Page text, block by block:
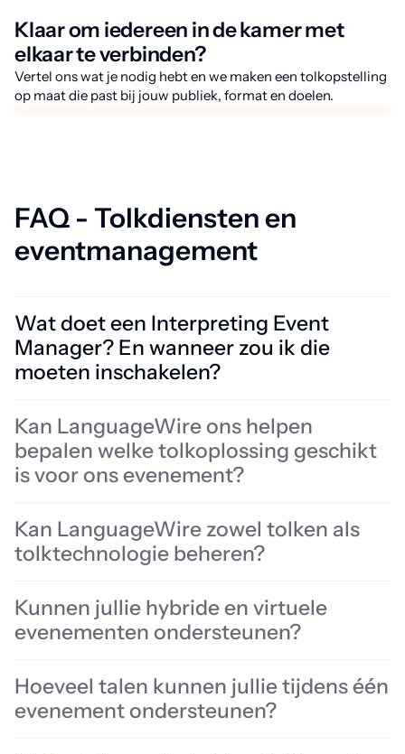
Klaar om iedereen in de kamer met
elkaar te verbinden?
Vertel ons wat je nodig hebt en we maken een tolkopstelling
op maat die past bij jouw publiek, format en doelen.
FAQ - Tolkdiensten en
eventmanagement
Wat doet een Interpreting Event
Manager? En wanneer zou ik die
moeten inschakelen?
uitvoering van meertalige evenementen. Dit omvat: de
taalvereisten plannen, tolken boeken, planningen coördineren,
briefingmaterialen beheren, tolktechnologie regelen,
samenwerken met technische partners en zorgen voor een
Interpreting Event Manager inschakelen voor de planningsfase
helpt om de taalvereisten, technische behoeften en mogelijke
uitdagingen te identificeren voordat deze de tijdlijn of het budget
Kan LanguageWire ons helpen
bepalen welke tolkoplossing geschikt
is voor ons evenement?
Kan LanguageWire zowel tolken als
tolktechnologie beheren?
Kunnen jullie hybride en virtuele
evenementen ondersteunen?
Hoeveel talen kunnen jullie tijdens één
evenement ondersteunen?